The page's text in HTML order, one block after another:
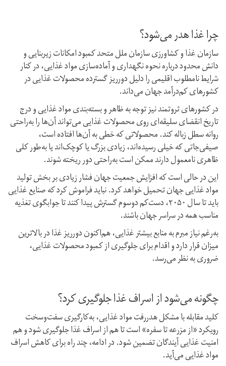
چرا غذا هدر می‌شود؟
سازمان غذا و کشاورزی سازمان ملل متحد کمبود امکانات زیربنایی و
دانش محدود درباره نحوه نگهداری و آماده‌سازی مواد غذایی، در کنار
شرایط نامطلوب اقلیمی را دلیل دور‌ریز گسترده محصولات غذایی در
کشورهای کم‌درآمد جهان می‌داند.
در کشورهای ثروتمند نیز توجه به ظاهر و بسته‌بندی مواد غذایی و درج
تاریخ انقضای سلیقه‌ای روی محصولات غذایی می‌تواند آن‌ها را به‌راحتی
روانه سطل زباله کند. محصولاتی که خطی به آن‌ها افتاده است،
صیفی‌جاتی که خیلی رسیده‎‌اند، زیادی بزرگ یا کوچک‌اند یا به‌طور کلی
ظاهری نامعمول دارند ممکن است به‌راحتی دور ریخته شوند.
این در حالی است که افزایش جمعیت جهان فشار زیادی بر بخش تولید
مواد غذایی جهان تحمیل خواهد کرد. نباید فراموش کرد که صنایع غذایی
باید تا سال ۲۰۵۰، دست‌کم دوسوم گسترش پیدا کنند تا جوابگوی تغذیه
مناسب همه در سراسر جهان باشند.
به‌رغم نیاز مبرم به منابع بیشتر غذایی، هم‌اکنون دورریز غذا در بالاترین
میزان قرار دارد و اقدام برای جلوگیری از کمبود محصولات غذایی،
ضروری به نظر می‌رسد.
چگونه می‌شود از اسراف غذا جلوگیری کرد؟
کلید مقابله با مشکل هدر‌رفت مواد غذایی، به‌کارگیری سفت‌و‌سخت
رویکرد «از مزرعه تا سفره» است تا هم از اسراف غذا جلوگیری شود و هم
امنیت غذایی آیندگان تضمین شود. در ادامه، چند راه برای کاهش اسراف
مواد غذایی می‌آید.